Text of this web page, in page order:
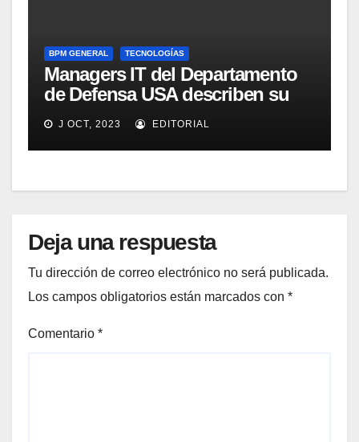
BPM GENERAL TECNOLOGÍAS
Managers IT del Departamento
de Defensa USA describen su
implementación SOA
J OCT, 2023 EDITORIAL
Deja una respuesta
Tu dirección de correo electrónico no será publicada.
Los campos obligatorios están marcados con *
Comentario *